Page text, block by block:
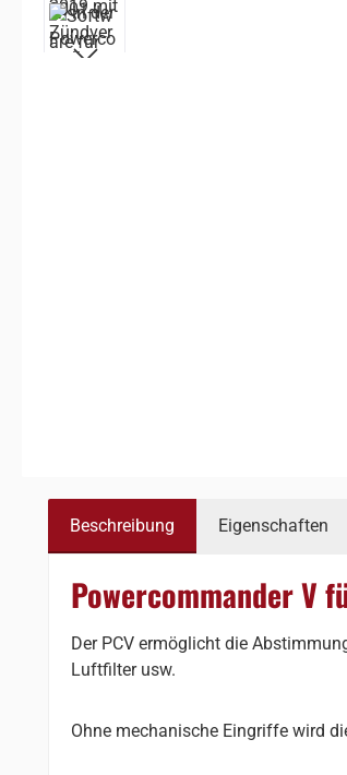
Beschreibung Eigenschaften
Powercommander V
Der PCV ermöglicht die
Luftfilter usw.
Ohne mechanische Eingriffe wird